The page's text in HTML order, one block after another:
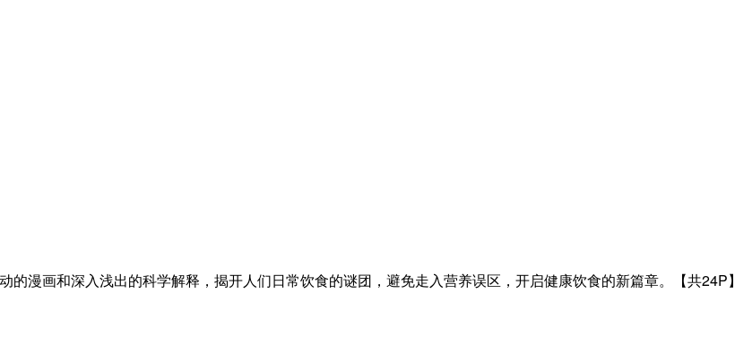
漫画和深入浅出的科学解释，揭开人们日常饮食的谜团，避免走入营养误区，开启健康饮食的新篇章。【共24P】